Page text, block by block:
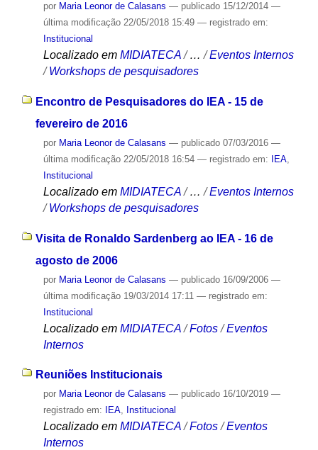
por Maria Leonor de Calasans — publicado15/12/2014 —
última modificação22/05/2018 15:49 — registrado em:
Institucional
Localizado em MIDIATECA /…/Eventos Internos
/Workshops de pesquisadores
Encontro de Pesquisadores do IEA - 15 de
fevereiro de 2016
por Maria Leonor de Calasans — publicado07/03/2016 —
última modificação22/05/2018 16:54 — registrado em: IEA,
Institucional
Localizado em MIDIATECA /…/Eventos Internos
/Workshops de pesquisadores
Visita de Ronaldo Sardenberg ao IEA - 16 de
agosto de 2006
por Maria Leonor de Calasans — publicado16/09/2006 —
última modificação19/03/2014 17:11 — registrado em:
Institucional
Localizado em MIDIATECA /Fotos /Eventos
Internos
Reuniões Institucionais
por Maria Leonor de Calasans — publicado16/10/2019 —
registrado em:
IEA, Institucional
Localizado em MIDIATECA /Fotos /Eventos
Internos